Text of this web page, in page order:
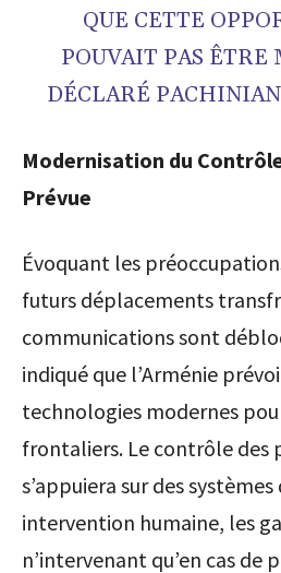
QUE CETTE
POUVAIT PAS ÊTRE
DÉCLARÉ
Modernisation du
Prévue
Évoquant les
futurs déplacements
communications sont
indiqué que l’Arménie
technologies modernes
frontaliers. Le contrôle des
s’appuiera sur des
intervention humaine, les
n’intervenant qu’en cas de